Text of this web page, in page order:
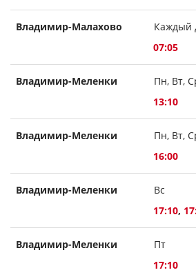
Владимир-Малахово
Каждый
07:05
Владимир-Меленки
Пн, Вт,
13:10
Владимир-Меленки
Пн, Вт,
16:00
Владимир-Меленки
Вс
17:10,
Владимир-Меленки
Пт
17:10